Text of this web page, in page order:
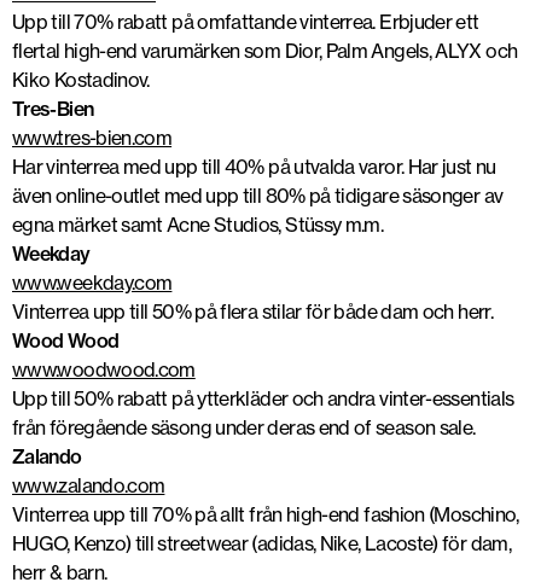
Upp till 70% rabatt på omfattande vinterrea. Erbjuder ett
flertal high-end varumärken som Dior, Palm Angels, ALYX och
Kiko Kostadinov.
Tres-Bien
www.tres-bien.com
Har vinterrea med upp till 40% på utvalda varor. Har just nu
även online-outlet med upp till 80% på tidigare säsonger av
egna märket samt Acne Studios, Stüssy m.m.
Weekday
www.weekday.com
Vinterrea upp till 50% på flera stilar för både dam och herr.
Wood Wood
www.woodwood.com
Upp till 50% rabatt på ytterkläder och andra vinter-essentials
från föregående säsong under deras end of season sale.
Zalando
www.zalando.com
Vinterrea upp till 70% på allt från high-end fashion (Moschino,
HUGO, Kenzo) till streetwear (adidas, Nike, Lacoste) för dam,
herr & barn.